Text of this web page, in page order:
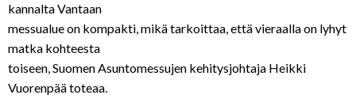
kannalta Vantaan
messualue on kompakti, mikä tarkoittaa, että vieraalla on lyhyt
matka kohteesta
toiseen, Suomen Asuntomessujen kehitysjohtaja Heikki
Vuorenpää toteaa.